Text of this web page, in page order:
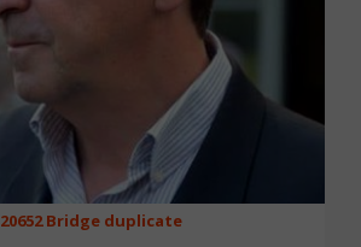
20652 Bridge duplicate